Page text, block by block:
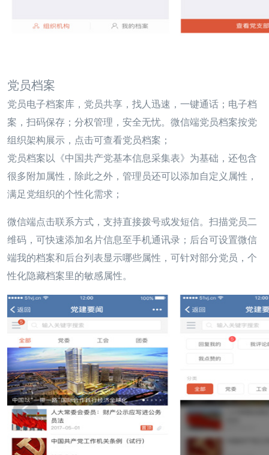
党员档案
党员电子档案库，党员共享，找人迅速，一键通话；电子档
案，扫码保存；分权管理，安全无忧。微信端党员档案按党
组织架构展示，点击可查看党员档案；
党员档案以《中国共产党基本信息采集表》为基础，还包含
很多附加属性，除此之外，管理员还可以添加自定义属性，
满足党组织的个性化需求；
微信端点击联系方式，支持直接拨号或发短信。扫描党员二
维码，可快速添加名片信息至手机通讯录；后台可设置微信
端我的档案和后台列表显示哪些属性，可针对部分党员，个
性化隐藏档案里的敏感属性。